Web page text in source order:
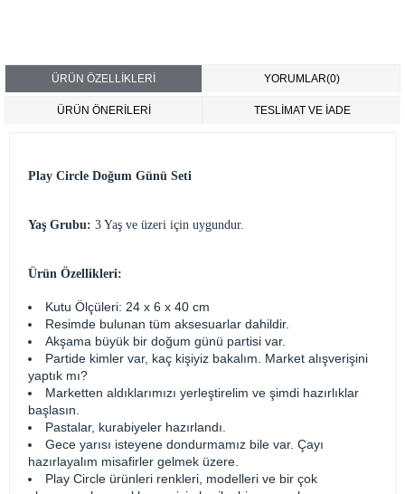
ÜRÜN ÖZELLIKLERI YORUMLAR(0)
ÜRÜN ÖNERILERI TESLİMAT VE İADE
Play Circle Doğum Günü Seti
Yaş Grubu: 3 Yaş ve üzeri için uygundur.
Ürün Özellikleri:
Kutu Ölçüleri: 24 x 6 x 40 cm
Resimde bulunan tüm aksesuarlar dahildir.
Akşama büyük bir doğum günü partisi var.
Partide kimler var, kaç kişiyiz bakalım. Market alışverişini
yaptık mı?
Marketten aldıklarımızı yerleştirelim ve şimdi hazırlıklar
başlasın.
Pastalar, kurabiyeler hazırlandı.
Gece yarısı isteyene dondurmamız bile var. Çayı
hazırlayalım misafirler gelmek üzere.
Play Circle ürünleri renkleri, modelleri ve bir çok